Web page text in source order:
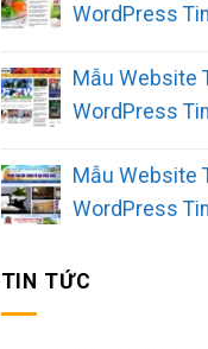
WordPress
Mẫu Website
WordPress
Mẫu Website
WordPress
TIN TỨC